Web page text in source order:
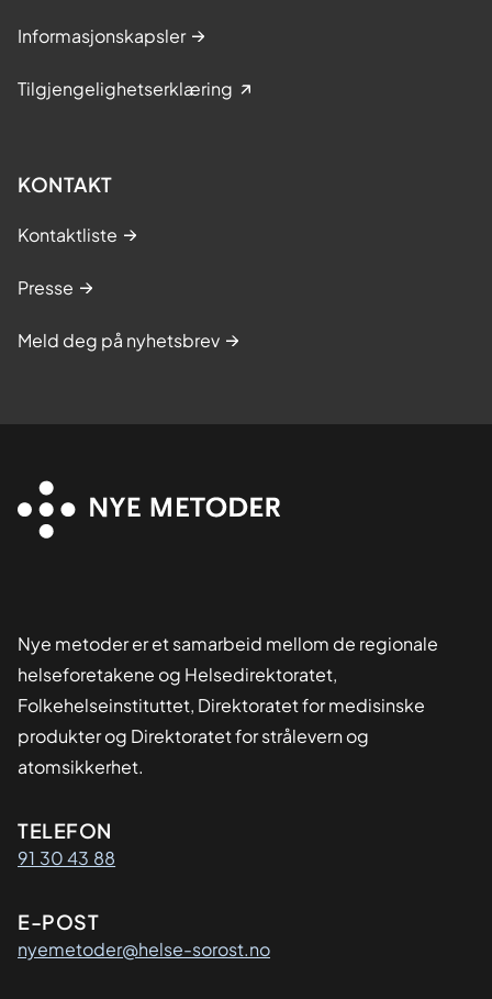
Informasjonskapsler
Tilgjengelighetserklæring
KONTAKT
Kontaktliste
Presse
Meld deg på nyhetsbrev
Nye metoder er et samarbeid mellom de regionale
helseforetakene og Helsedirektoratet,
Folkehelseinstituttet, Direktoratet for medisinske
produkter og Direktoratet for strålevern og
atomsikkerhet.
Kontaktinformasjon
TELEFON
91 30 43 88
E-POST
nyemetoder@helse-sorost.no